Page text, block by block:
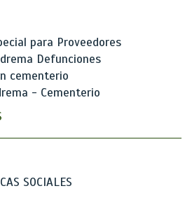
para Proveedores
Defunciones
cementerio
- Cementerio
SOCIALES